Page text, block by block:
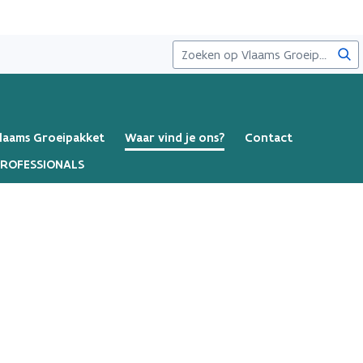
Groeipakket Waar vind je ons?
Contact